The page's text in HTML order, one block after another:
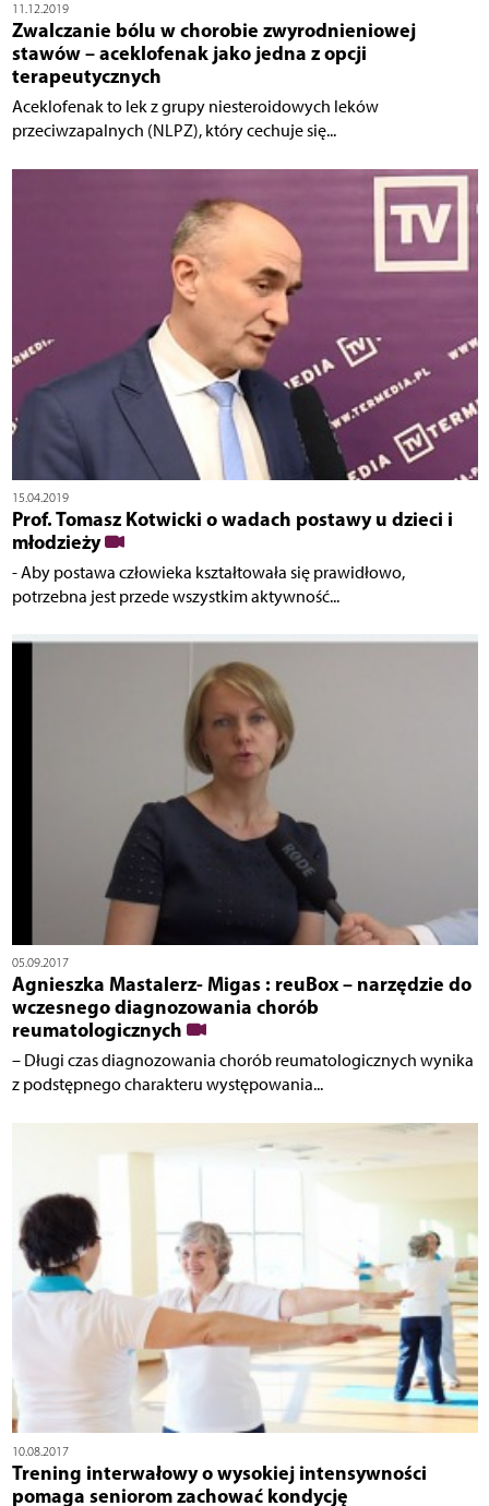
11.12.2019
Zwalczanie bólu w chorobie zwyrodnieniowej
stawów – aceklofenak jako jedna z opcji
terapeutycznych
Aceklofenak to lek z grupy niesteroidowych leków
przeciwzapalnych (NLPZ), który cechuje się...
15.04.2019
Prof. Tomasz Kotwicki o wadach postawy u dzieci i
młodzieży
- Aby postawa człowieka kształtowała się prawidłowo,
potrzebna jest przede wszystkim aktywność...
05.09.2017
Agnieszka Mastalerz- Migas : reuBox – narzędzie do
wczesnego diagnozowania chorób
reumatologicznych
– Długi czas diagnozowania chorób reumatologicznych wynika
z podstępnego charakteru występowania...
10.08.2017
Trening interwałowy o wysokiej intensywności
pomaga seniorom zachować kondycję